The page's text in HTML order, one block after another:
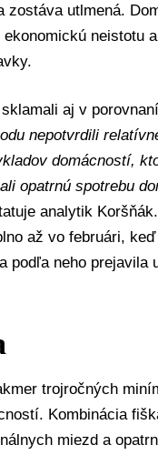
zostáva utlmená.
neistotu
aj v
nepotvrdili
domácností,
opatrnú spotrebu
analytik
až vo februári,
podľa neho prejavila
trojročných
Kombinácia
miezd a